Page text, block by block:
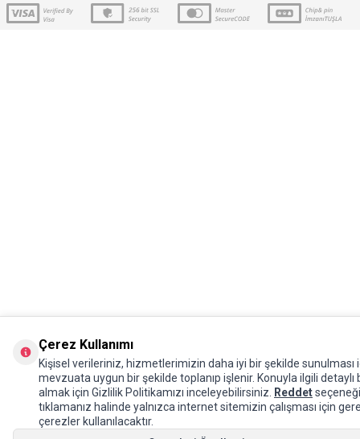
Çerez Kullanımı
Kişisel verileriniz, hizmetlerimizin daha iyi bir şekilde sunulması
mevzuata uygun bir şekilde toplanıp işlenir. Konuyla ilgili detaylı
almak için Gizlilik Politikamızı inceleyebilirsiniz.
Reddet
tıklamanız halinde yalnızca internet sitemizin çalışması için
çerezler kullanılacaktır.